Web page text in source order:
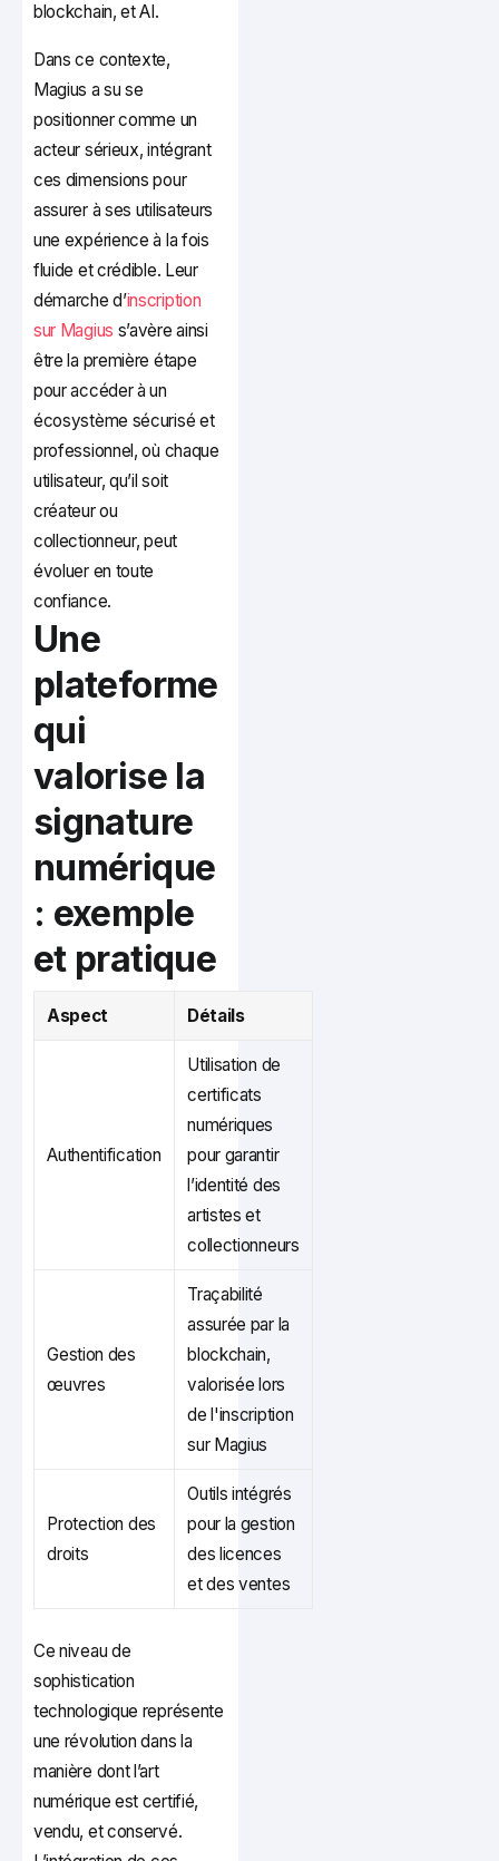
blockchain, et AI.
Dans ce contexte,
Magius a su se
positionner comme un
acteur sérieux, intégrant
ces dimensions pour
assurer à ses utilisateurs
une expérience à la fois
fluide et crédible. Leur
démarche d’inscription
sur Magius s’avère ainsi
être la première étape
pour accéder à un
écosystème sécurisé et
professionnel, où chaque
utilisateur, qu’il soit
créateur ou
collectionneur, peut
évoluer en toute
confiance.
Une
plateforme
qui
valorise la
signature
numérique
: exemple
et pratique
Aspect Détails
Authentification
Utilisation de
certificats
numériques
pour garantir
l’identité des
artistes et
collectionneurs
Gestion des
œuvres
Traçabilité
assurée par la
blockchain,
valorisée lors
de l'inscription
sur Magius
Protection des
droits
Outils intégrés
pour la gestion
des licences
et des ventes
Ce niveau de
sophistication
technologique représente
une révolution dans la
manière dont l’art
numérique est certifié,
vendu, et conservé.